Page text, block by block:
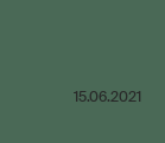
15.06.2021